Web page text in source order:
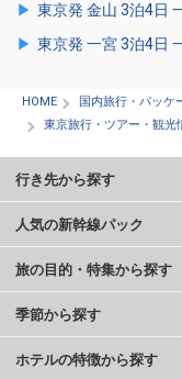
東京発 金山 3泊4日
東京発 一宮 3泊4日
HOME
国内旅行・パッケ
東京旅行・ツアー・観光
行き先から探す
人気の新幹線パック
旅の目的・特集から探す
季節から探す
ホテルの特徴から探す